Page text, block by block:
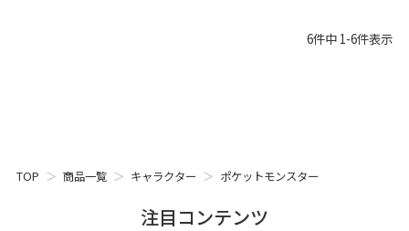
6件中 1-6件表示
TOP 商品一覧 キャラクター ポケットモンスター
注目コンテンツ